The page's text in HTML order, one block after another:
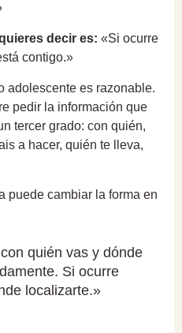
decir es: «Si ocurre
contigo.»
adolescente es razonable.
pedir la información que
tercer grado: con quién,
a hacer, quién te lleva,
puede cambiar la forma en
quién vas y dónde
Si ocurre
localizarte.»